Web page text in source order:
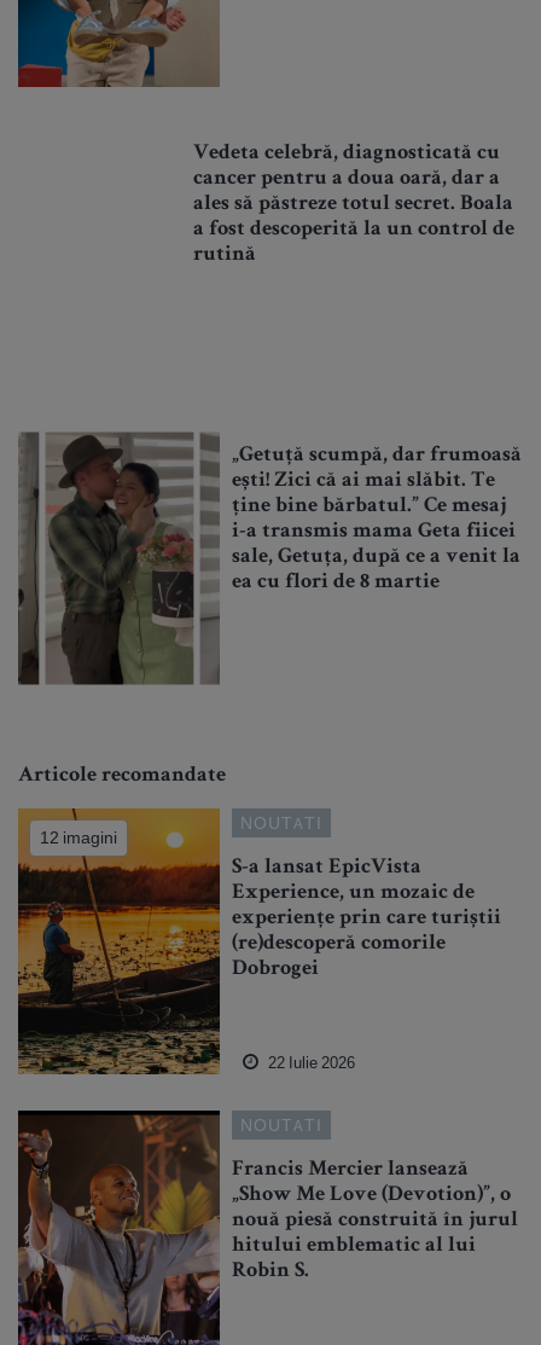
Vedeta celebră, diagnosticată cu
cancer pentru a doua oară, dar a
ales să păstreze totul secret. Boala
a fost descoperită la un control de
rutină
„Getuță scumpă, dar frumoasă
ești! Zici că ai mai slăbit. Te
ține bine bărbatul.” Ce mesaj
i-a transmis mama Geta fiicei
sale, Getuța, după ce a venit la
ea cu flori de 8 martie
Articole recomandate
12 imagini
NOUTATI
S-a lansat EpicVista
Experience, un mozaic de
experiențe prin care turiștii
(re)descoperă comorile
Dobrogei
22 Iulie 2026
NOUTATI
Francis Mercier lansează
„Show Me Love (Devotion)”, o
nouă piesă construită în jurul
hitului emblematic al lui
Robin S.